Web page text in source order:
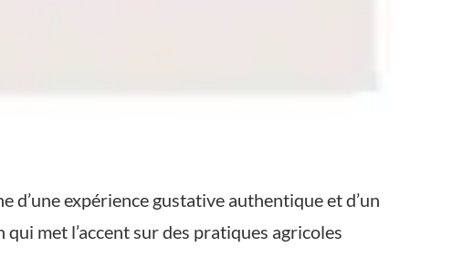
d’une expérience gustative authentique et d’un
met l’accent sur des pratiques agricoles